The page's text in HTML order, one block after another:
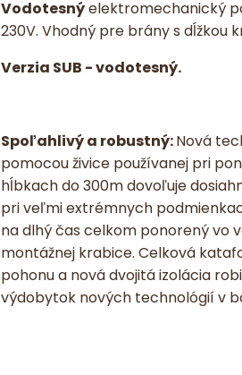
Vodotesnýelektromechanický
230V. Vhodný pre brány s dĺžkou
Verzia SUB - vodotesný.
Spoľahlivý a robustný:Nová
pomocou živice používanej pri
hĺbkach do 300m dovoľuje
pri veľmi extrémnych
na dlhý čas celkom ponorený vo
montážnej krabice. Celková
pohonu a nová dvojitá izolácia
výdobytok nových technológií v